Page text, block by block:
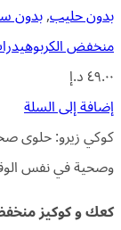
بدون حليب,بدون
منخفض
٤٩.٠٠د.إ
إضافة إلى السلة
كوكي زيرو: حلوى
وصحية في نفس
كعك و كوكيز